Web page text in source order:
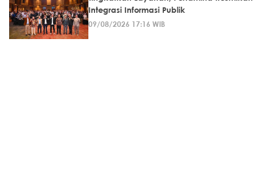
Integrasi Informasi Publik
09/08/2026 17:16 WIB